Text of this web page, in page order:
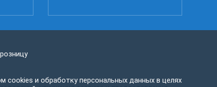
cookies и обработку персональных данных в целях